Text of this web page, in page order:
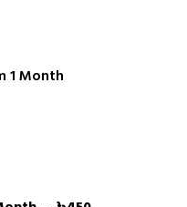
1 Month